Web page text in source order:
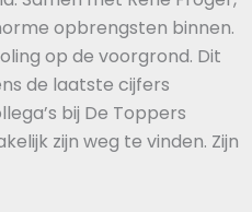
opbrengsten binnen.
op de voorgrond. Dit
de laatste cijfers
bij De Toppers
zijn weg te vinden. Zijn